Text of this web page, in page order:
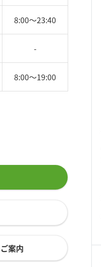
8:00～23:40
-
8:00～19:00
案内